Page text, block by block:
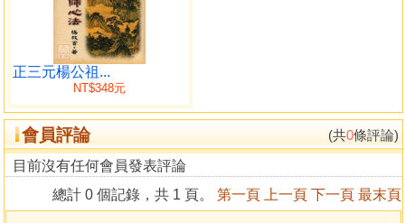
三元流轉
北斗七星打劫局之地逸
八運之北斗七星打劫
附錄 八運二十四山向之星盤
圖表索引
附圖
附表
參考書目
正三元楊公祖...
NT$348元
會員評論 (共0條評論)
目前沒有任何會員發表評論
總計 0 個記錄，共 1 頁。 第一頁 上一頁 下一頁 最末頁